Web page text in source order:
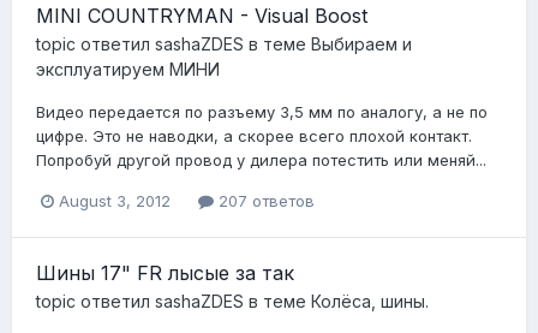
MINI COUNTRYMAN - Visual Boost
topic ответил sashaZDES в теме Выбираем и
эксплуатируем МИНИ
Видео передается по разъему 3,5 мм по аналогу, а не по
цифре. Это не наводки, а скорее всего плохой контакт.
Попробуй другой провод у дилера потестить или меняй...
August 3, 2012 207 ответов
Шины 17" FR лысые за так
topic ответил sashaZDES в теме Колёса, шины.